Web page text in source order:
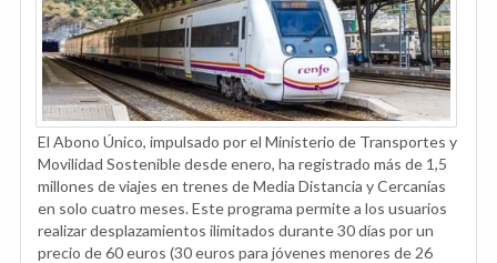
El Abono Único, impulsado por el Ministerio de Transportes y
Movilidad Sostenible desde enero, ha registrado más de 1,5
millones de viajes en trenes de Media Distancia y Cercanías
en solo cuatro meses. Este programa permite a los usuarios
realizar desplazamientos ilimitados durante 30 días por un
precio de 60 euros (30 euros para jóvenes menores de 26